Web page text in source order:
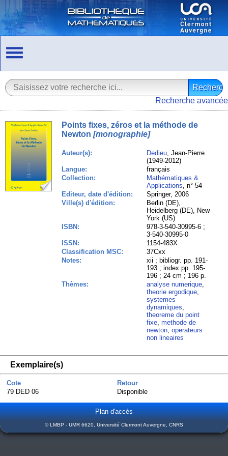
Recherche avancée
Points fixes, zéros et la méthode de
Newton [monographie]
Auteur(s): Dedieu, Jean-Pierre
(1949-2012)
Langue:
français
Collection:
Mathématiques &
Applications, n° 54
Editeur, date d'édition:
Springer, 2006
Ville(s) d'édition:
Berlin (DE),
Heidelberg (DE), New
York (US)
ISBN:
978-3-540-30995-6 ;
3-540-30995-0
ISSN:
1154-483X
Classification MSC:
37Cxx
Notes:
xii ; bibliogr. pp. 191-
193 ; index pp. 195-
196 ; 24 cm ; 196 p.
Thèmes:
analyse numerique,
theorie ergodique,
systemes
dynamiques,
theoreme du point
fixe,methode de
newton,operateurs
non lineaires
Exemplaire(s)
Cote
Retour
79 DED 06
Disponible
Plan d'accès
© LMBP - UMR 6620, Université Clermont Auvergne, CNRS